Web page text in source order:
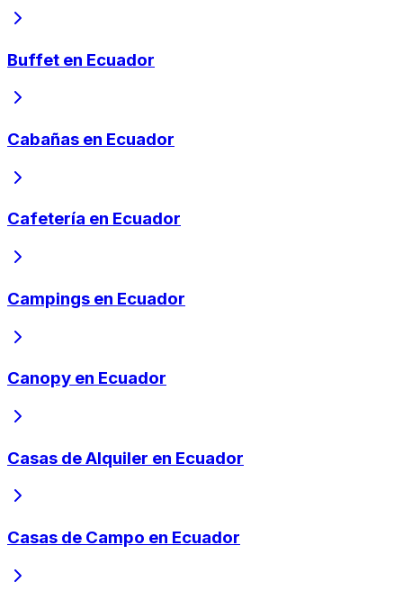
Buffet en Ecuador
Cabañas en Ecuador
Cafetería en Ecuador
Campings en Ecuador
Canopy en Ecuador
Casas de Alquiler en Ecuador
Casas de Campo en Ecuador